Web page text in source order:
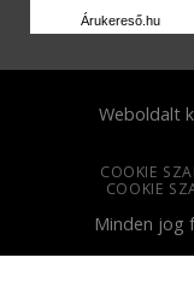
Árukereső.hu
Weboldalt
COOKIE
COOKIE
Minden jog